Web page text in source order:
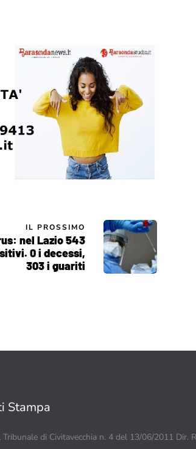
IL PROSSIMO
nel Lazio 543
0 i decessi,
303 i guariti
Stampa
di Civitavecchia n. 4 del 13/06/2011 Dir.